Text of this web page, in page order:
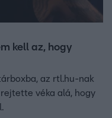
kell az, hogy
az rtl.hu-nak
véka alá, hogy